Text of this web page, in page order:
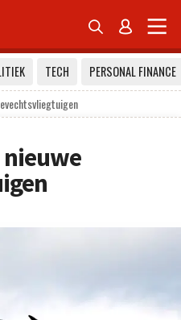
 
TECH
PERSONAL FINANCE